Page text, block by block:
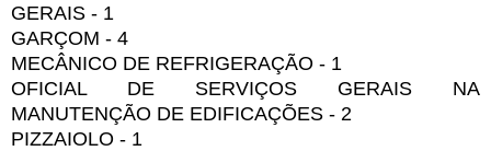
GERAIS - 1
GARÇOM - 4
MECÂNICO DE REFRIGERAÇÃO - 1
OFICIAL DE SERVIÇOS GERAIS NA
MANUTENÇÃO DE EDIFICAÇÕES - 2
PIZZAIOLO - 1